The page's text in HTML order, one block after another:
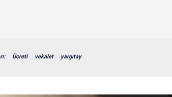
Ücreti vekalet yargıtay